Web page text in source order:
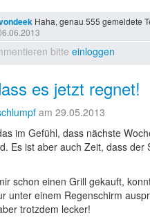
Haha, genau 555 gemeldete
bitte einloggen
es jetzt regnet!
am 29.05.2013
im Gefühl, dass nächste
Es ist aber auch Zeit, dass der
schon einen Grill gekauft,
unter einem Regenschirm
trotzdem lecker!